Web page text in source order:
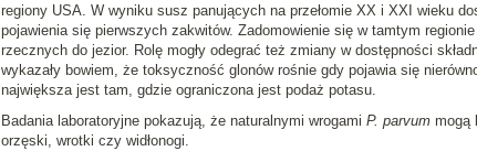
regiony USA. W wyniku susz panujących na przełomie XX i XXI wieku
pojawienia się pierwszych zakwitów. Zadomowienie się w tamtym
rzecznych do jezior. Rolę mogły odegrać też zmiany w dostępności
wykazały bowiem, że toksyczność glonów rośnie gdy pojawia się
największa jest tam, gdzie ograniczona jest podaż potasu.
Badania laboratoryjne pokazują, że naturalnymi wrogami P. parvummogą
orzęski, wrotki czy widłonogi.